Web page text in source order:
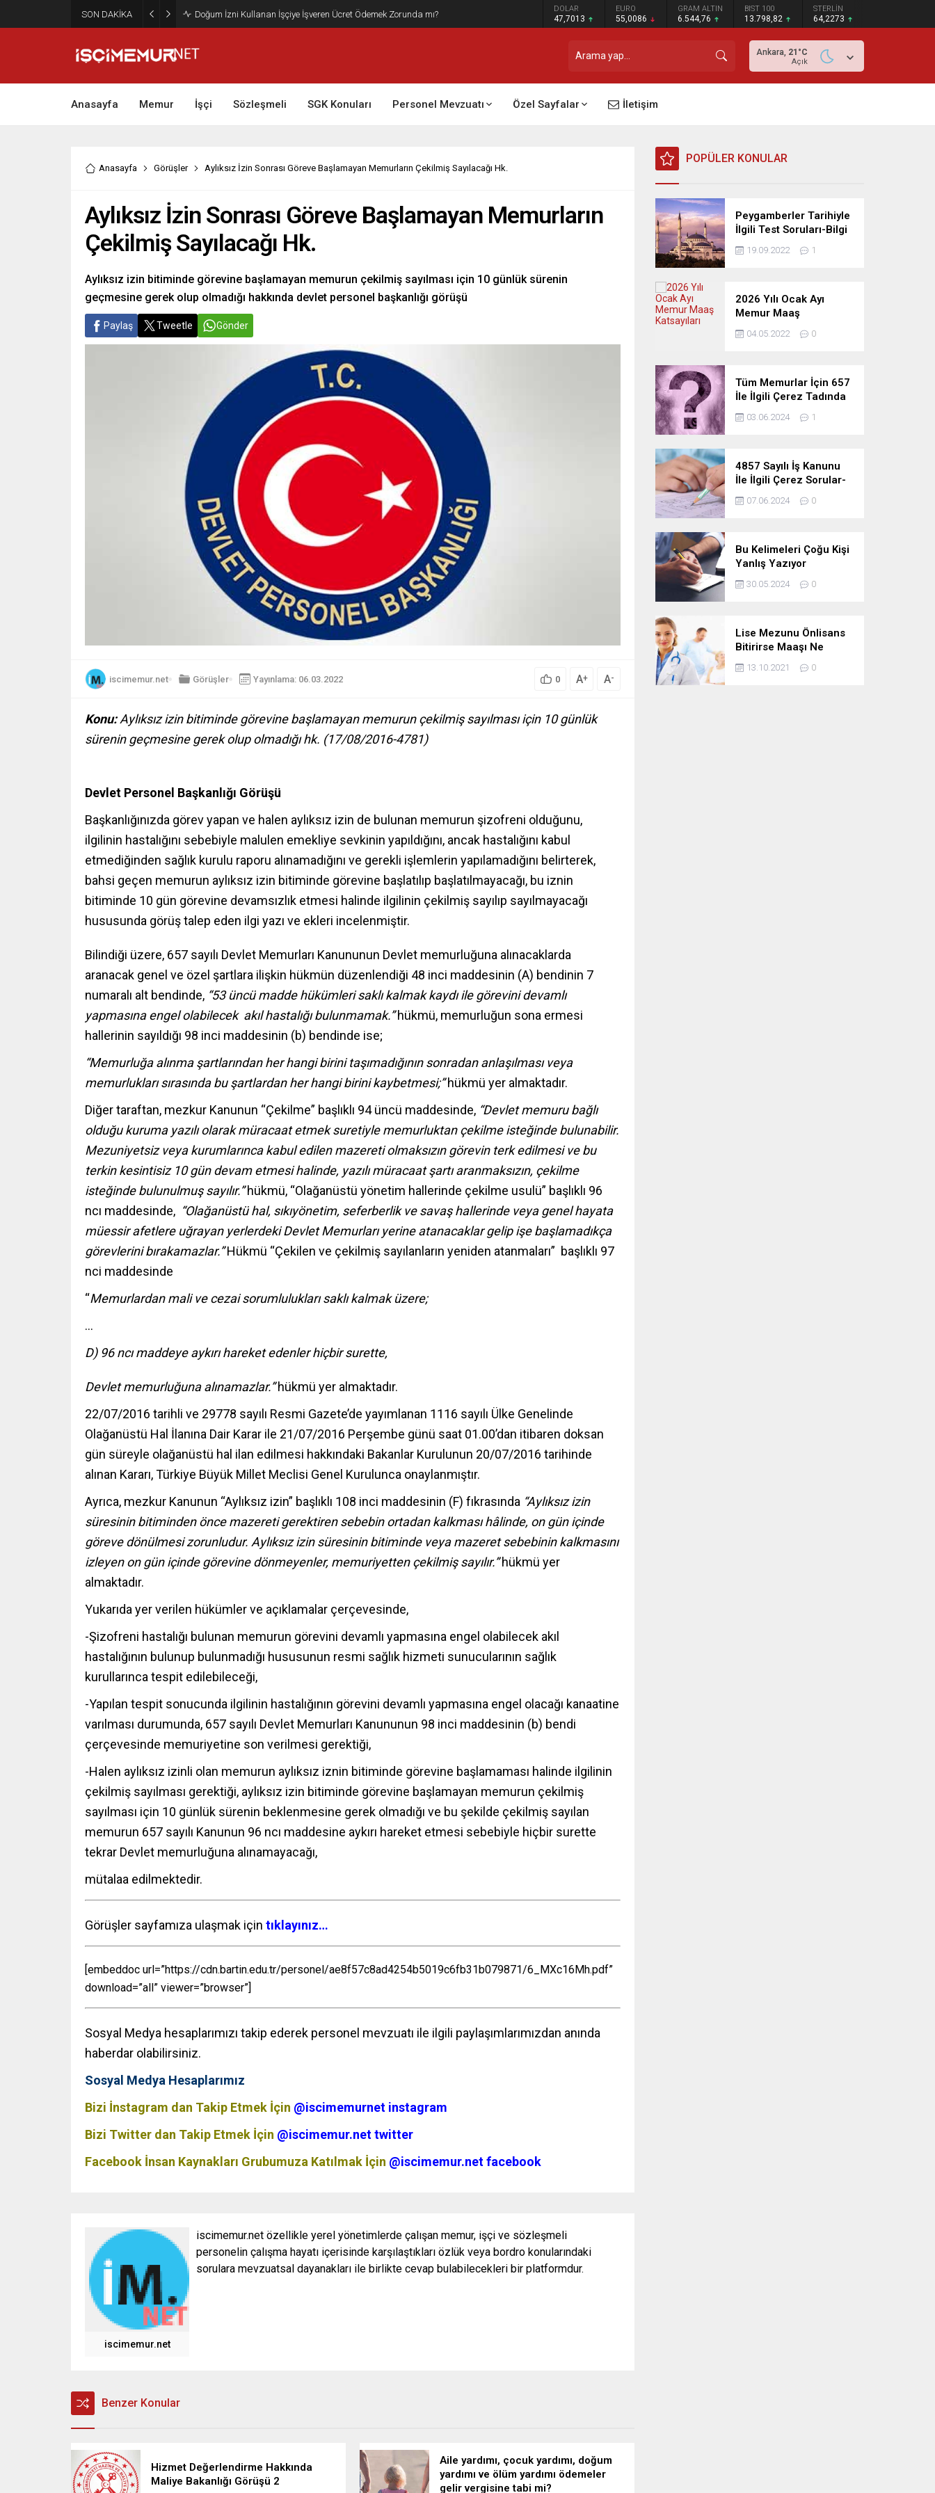
SON DAKİKA Maktu Mesai Ödemesinde Heyet Raporu Dikkate Alınır Mı? DOLAR
47,7013
EURO
55,0086
GRAM ALTIN
6.544,76
BIST 100
13.798,82
STERLİN
64,2273
Ankara, 21 °C
Açık
Anasayfa Memur İşçi Sözleşmeli SGK Konuları Personel Mevzuatı Özel Sayfalar İletişim
Anasayfa Görüşler Aylıksız İzin Sonrası Göreve Başlamayan Memurların Çekilmiş Sayılacağı Hk.
Aylıksız İzin Sonrası Göreve Başlamayan Memurların
Çekilmiş Sayılacağı Hk.
Aylıksız izin bitiminde görevine başlamayan memurun çekilmiş sayılması için 10 günlük sürenin
geçmesine gerek olup olmadığı hakkında devlet personel başkanlığı görüşü
Paylaş Tweetle Gönder
iscimemur.net Görüşler Yayınlama: 06.03.2022 0 A+ A-
Konu:Aylıksız izin bitiminde görevine başlamayan memurun çekilmiş sayılması için 10 günlük
sürenin geçmesine gerek olup olmadığı hk. (17/08/2016-4781)
Devlet Personel Başkanlığı Görüşü
Başkanlığınızda görev yapan ve halen aylıksız izin de bulunan memurun şizofreni olduğunu,
ilgilinin hastalığını sebebiyle malulen emekliye sevkinin yapıldığını, ancak hastalığını kabul
etmediğinden sağlık kurulu raporu alınamadığını ve gerekli işlemlerin yapılamadığını belirterek,
bahsi geçen memurun aylıksız izin bitiminde görevine başlatılıp başlatılmayacağı, bu iznin
bitiminde 10 gün görevine devamsızlık etmesi halinde ilgilinin çekilmiş sayılıp sayılmayacağı
hususunda görüş talep eden ilgi yazı ve ekleri incelenmiştir.
Bilindiği üzere, 657 sayılı Devlet Memurları Kanununun Devlet memurluğuna alınacaklarda
aranacak genel ve özel şartlara ilişkin hükmün düzenlendiği 48 inci maddesinin (A) bendinin 7
numaralı alt bendinde, “53 üncü madde hükümleri saklı kalmak kaydı ile görevini devamlı
yapmasına engel olabilecek akıl hastalığı bulunmamak.”hükmü, memurluğun sona ermesi
hallerinin sayıldığı 98 inci maddesinin (b) bendinde ise;
“Memurluğa alınma şartlarından her hangi birini taşımadığının sonradan anlaşılması veya
memurlukları sırasında bu şartlardan her hangi birini kaybetmesi;”hükmü yer almaktadır.
Diğer taraftan, mezkur Kanunun “Çekilme” başlıklı 94 üncü maddesinde, “Devlet memuru bağlı
olduğu kuruma yazılı olarak müracaat etmek suretiyle memurluktan çekilme isteğinde bulunabilir.
Mezuniyetsiz veya kurumlarınca kabul edilen mazereti olmaksızın görevin terk edilmesi ve bu
terkin kesintisiz 10 gün devam etmesi halinde, yazılı müracaat şartı aranmaksızın, çekilme
isteğinde bulunulmuş sayılır.”hükmü, “Olağanüstü yönetim hallerinde çekilme usulü” başlıklı 96
ncı maddesinde, “Olağanüstü hal, sıkıyönetim, seferberlik ve savaş hallerinde veya genel hayata
müessir afetlere uğrayan yerlerdeki Devlet Memurları yerine atanacaklar gelip işe başlamadıkça
görevlerini bırakamazlar.”Hükmü “Çekilen ve çekilmiş sayılanların yeniden atanmaları” başlıklı 97
nci maddesinde
“Memurlardan mali ve cezai sorumlulukları saklı kalmak üzere;
…
D) 96 ncı maddeye aykırı hareket edenler hiçbir surette,
Devlet memurluğuna alınamazlar.”hükmü yer almaktadır.
22/07/2016 tarihli ve 29778 sayılı Resmi Gazete’de yayımlanan 1116 sayılı Ülke Genelinde
Olağanüstü Hal İlanına Dair Karar ile 21/07/2016 Perşembe günü saat 01.00’dan itibaren doksan
gün süreyle olağanüstü hal ilan edilmesi hakkındaki Bakanlar Kurulunun 20/07/2016 tarihinde
alınan Kararı, Türkiye Büyük Millet Meclisi Genel Kurulunca onaylanmıştır.
Ayrıca, mezkur Kanunun “Aylıksız izin” başlıklı 108 inci maddesinin (F) fıkrasında “Aylıksız izin
süresinin bitiminden önce mazereti gerektiren sebebin ortadan kalkması hâlinde, on gün içinde
göreve dönülmesi zorunludur. Aylıksız izin süresinin bitiminde veya mazeret sebebinin kalkmasını
izleyen on gün içinde görevine dönmeyenler, memuriyetten çekilmiş sayılır.”hükmü yer
almaktadır.
Yukarıda yer verilen hükümler ve açıklamalar çerçevesinde,
-Şizofreni hastalığı bulunan memurun görevini devamlı yapmasına engel olabilecek akıl
hastalığının bulunup bulunmadığı hususunun resmi sağlık hizmeti sunucularının sağlık
kurullarınca tespit edilebileceği,
-Yapılan tespit sonucunda ilgilinin hastalığının görevini devamlı yapmasına engel olacağı kanaatine
varılması durumunda, 657 sayılı Devlet Memurları Kanununun 98 inci maddesinin (b) bendi
çerçevesinde memuriyetine son verilmesi gerektiği,
-Halen aylıksız izinli olan memurun aylıksız iznin bitiminde görevine başlamaması halinde ilgilinin
çekilmiş sayılması gerektiği, aylıksız izin bitiminde görevine başlamayan memurun çekilmiş
sayılması için 10 günlük sürenin beklenmesine gerek olmadığı ve bu şekilde çekilmiş sayılan
memurun 657 sayılı Kanunun 96 ncı maddesine aykırı hareket etmesi sebebiyle hiçbir surette
tekrar Devlet memurluğuna alınamayacağı,
mütalaa edilmektedir.
Görüşler sayfamıza ulaşmak için tıklayınız…
[embeddoc url=”https://cdn.bartin.edu.tr/personel/ae8f57c8ad4254b5019c6fb31b079871/6_MXc16Mh.pdf”
download=”all” viewer=”browser”]
Sosyal Medya hesaplarımızı takip ederek personel mevzuatı ile ilgili paylaşımlarımızdan anında
haberdar olabilirsiniz.
Sosyal Medya Hesaplarımız
Bizi İnstagram dan Takip Etmek İçin @iscimemurnet instagram
Bizi Twitter dan Takip Etmek İçin @iscimemur.net twitter
Facebook İnsan Kaynakları Grubumuza Katılmak İçin @iscimemur.net facebook
iscimemur.net
iscimemur.net özellikle yerel yönetimlerde çalışan memur, işçi ve sözleşmeli
personelin çalışma hayatı içerisinde karşılaştıkları özlük veya bordro konularındaki
sorulara mevzuatsal dayanakları ile birlikte cevap bulabilecekleri bir platformdur.
Benzer Konular
Hizmet Değerlendirme Hakkında
Maliye Bakanlığı Görüşü 2
Aile yardımı, çocuk yardımı, doğum
yardımı ve ölüm yardımı ödemeler
gelir vergisine tabi mi?
POPÜLER KONULAR
Peygamberler Tarihiyle
İlgili Test Soruları-Bilgi
Yarışması
19.09.2022 1
2026 Yılı Ocak Ayı
Memur Maaş
Katsayıları
04.05.2022 0
Tüm Memurlar İçin 657
İle İlgili Çerez Tadında
Deneme Sınavı
03.06.2024 1
4857 Sayılı İş Kanunu
İle İlgili Çerez Sorular-
Deneme Sınavı
07.06.2024 0
Bu Kelimeleri Çoğu Kişi
Yanlış Yazıyor
30.05.2024 0
Lise Mezunu Önlisans
Bitirirse Maaşı Ne
Kadar Artar
13.10.2021 0